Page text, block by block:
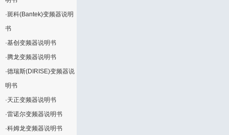
·斑科(Bantek)变频器说明
书
·基创变频器说明书
·腾龙变频器说明书
·德瑞斯(DIRISE)变频器说
明书
·天正变频器说明书
·雷诺尔变频器说明书
·科姆龙变频器说明书